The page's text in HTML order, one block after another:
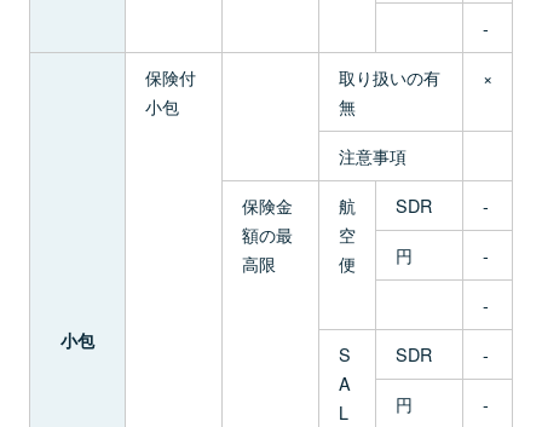
-
小包
保険付
小包
取り扱いの有
無
×
注意事項
保険金
額の最
高限
航
空
便
SDR
-
円
-
-
S
A
L
SDR
-
円
-